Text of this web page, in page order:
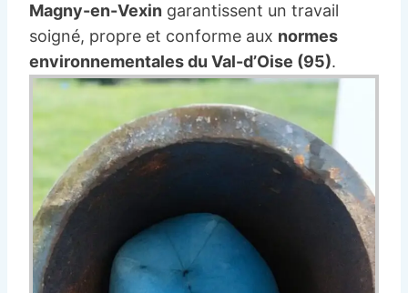
Magny-en-Vexin garantissent un travail
soigné, propre et conforme aux normes
environnementales du Val-d’Oise (95).